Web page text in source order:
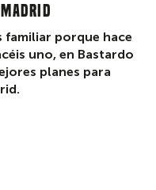
familiar porque hace
uno, en Bastardo
planes para